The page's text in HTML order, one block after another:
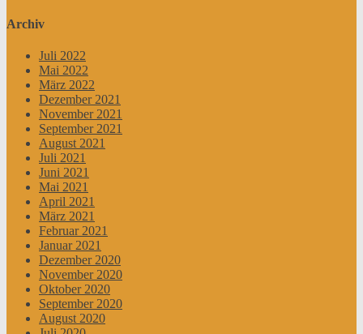
Archiv
Juli 2022
Mai 2022
März 2022
Dezember 2021
November 2021
September 2021
August 2021
Juli 2021
Juni 2021
Mai 2021
April 2021
März 2021
Februar 2021
Januar 2021
Dezember 2020
November 2020
Oktober 2020
September 2020
August 2020